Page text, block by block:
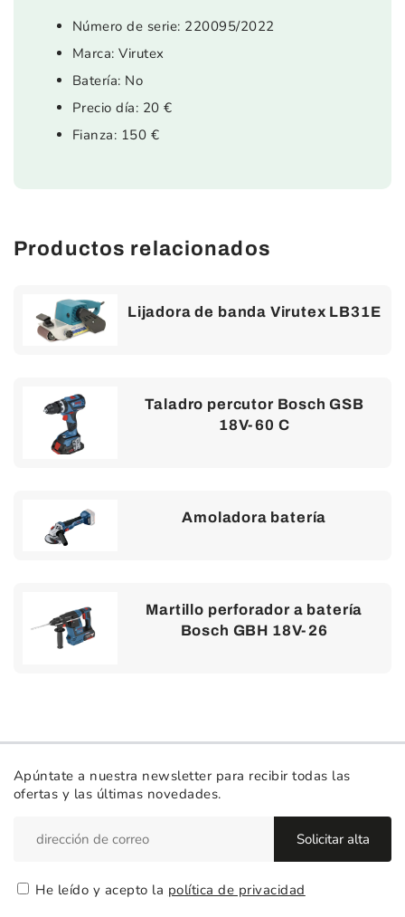
Número de serie: 220095/2022
Marca: Virutex
Batería: No
Precio día: 20 €
Fianza: 150 €
Productos relacionados
Lijadora de banda Virutex LB31E
Taladro percutor Bosch GSB
18V-60 C
Amoladora batería
Martillo perforador a batería
Bosch GBH 18V-26
Apúntate a nuestra newsletter para recibir todas las
ofertas y las últimas novedades.
He leído y acepto la política de privacidad